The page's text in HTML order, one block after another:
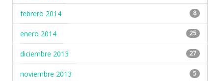
febrero 2014 8
enero 2014 25
diciembre 2013 27
noviembre 2013 5